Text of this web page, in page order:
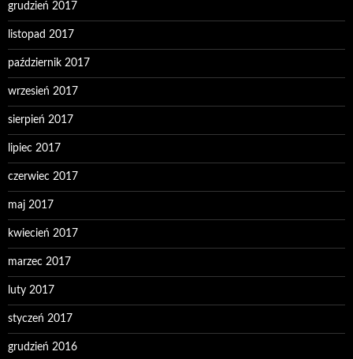
grudzień 2017
listopad 2017
październik 2017
wrzesień 2017
sierpień 2017
lipiec 2017
czerwiec 2017
maj 2017
kwiecień 2017
marzec 2017
luty 2017
styczeń 2017
grudzień 2016